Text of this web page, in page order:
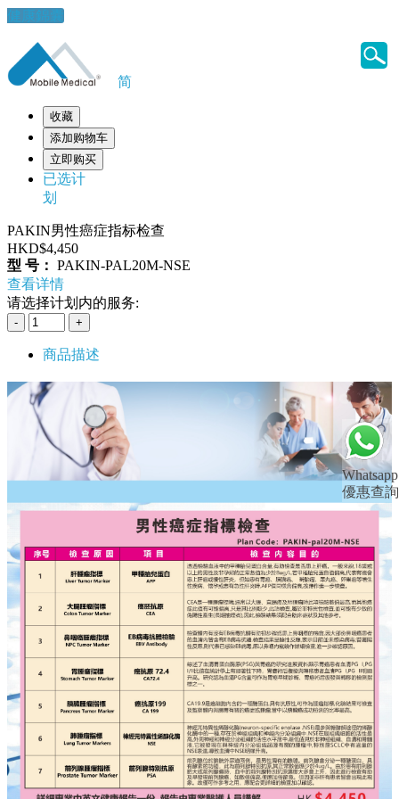
健康錦囊
Whatsapp
優惠查詢
简
收藏
添加购物车
立即购买
已选计
划
PAKIN男性癌症指标检查
HKD$4,450
型 号： PAKIN-PAL20M-NSE
查看详情
请选择计划内的服务:
商品描述